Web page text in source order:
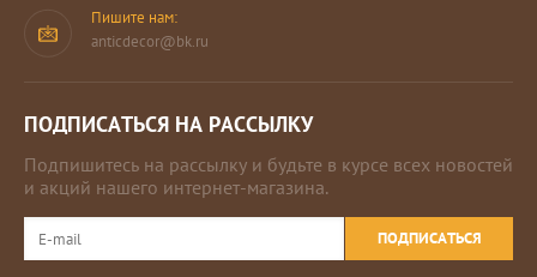
Пишите нам:
anticdecor@bk.ru
ПОДПИСАТЬСЯ НА РАССЫЛКУ
Подпишитесь на рассылку и будьте в курсе всех новостей
и акций нашего интернет-магазина.
ПОДПИСАТЬСЯ